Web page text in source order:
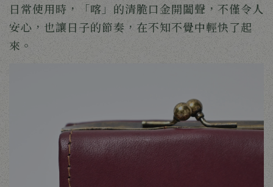
日常使用時，「喀」的清脆口金開闔聲，不僅令人
安心，也讓日子的節奏，在不知不覺中輕快了起
來。